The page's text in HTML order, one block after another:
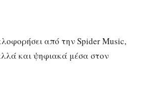
από την Spider Music,
και ψηφιακά μέσα στον